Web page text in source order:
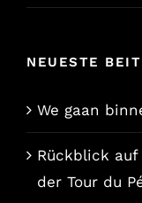
NEUESTE
We gaan
Rückblick
der Tour du